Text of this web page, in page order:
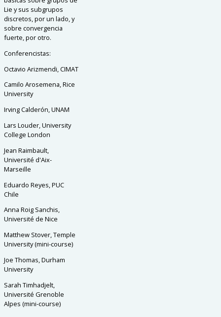
Lie y sus subgrupos
discretos, por un lado, y
sobre convergencia
fuerte, por otro.
Conferencistas:
Octavio Arizmendi, CIMAT
Camilo Arosemena, Rice
University
Irving Calderón, UNAM
Lars Louder, University
College London
Jean Raimbault,
Université d'Aix-
Marseille
Eduardo Reyes, PUC
Chile
Anna Roig Sanchis,
Université de Nice
Matthew Stover, Temple
University (mini-course)
Joe Thomas, Durham
University
Sarah Timhadjelt,
Université Grenoble
Alpes (mini-course)